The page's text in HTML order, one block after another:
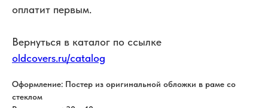
оплатит первым.
Вернуться в каталог по ссылке
oldcovers.ru/catalog
Оформление: Постер из оригинальной обложки в раме со
стеклом